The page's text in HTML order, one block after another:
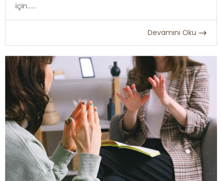
için...
Devamını Oku